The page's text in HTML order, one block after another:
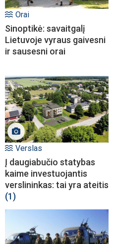
Orai
Sinoptikė: savaitgalį
Lietuvoje vyraus gaivesni
ir sausesni orai
Verslas
Į daugiabučio statybas
kaime investuojantis
verslininkas: tai yra ateitis
(1)